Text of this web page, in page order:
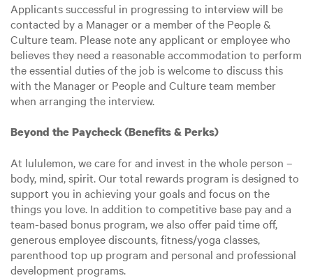
Applicants successful in progressing to interview will be
contacted by a Manager or a member of the People &
Culture team. Please note any applicant or employee who
believes they need a reasonable accommodation to perform
the essential duties of the job is welcome to discuss this
with the Manager or People and Culture team member
when arranging the interview.
Beyond the Paycheck (Benefits & Perks)
At lululemon, we care for and invest in the whole person –
body, mind, spirit. Our total rewards program is designed to
support you in achieving your goals and focus on the
things you love. In addition to competitive base pay and a
team-based bonus program, we also offer paid time off,
generous employee discounts, fitness/yoga classes,
parenthood top up program and personal and professional
development programs.